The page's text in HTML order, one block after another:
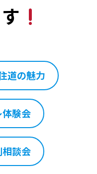
道の魅力
験会
談会